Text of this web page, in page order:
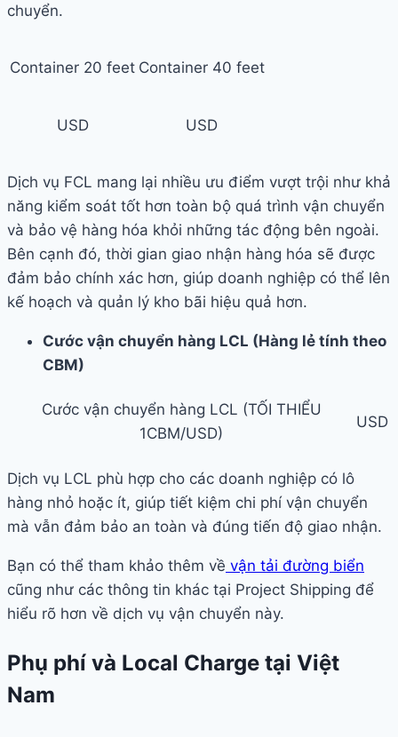
chuyển.
Container 20 feet Container 40 feet
USD USD
Dịch vụ FCL mang lại nhiều ưu điểm vượt trội như khả
năng kiểm soát tốt hơn toàn bộ quá trình vận chuyển
và bảo vệ hàng hóa khỏi những tác động bên ngoài.
Bên cạnh đó, thời gian giao nhận hàng hóa sẽ được
đảm bảo chính xác hơn, giúp doanh nghiệp có thể lên
kế hoạch và quản lý kho bãi hiệu quả hơn.
Cước vận chuyển hàng LCL (Hàng lẻ tính theo
CBM)
Cước vận chuyển hàng LCL (TỐI THIỂU
1CBM/USD)
USD
Dịch vụ LCL phù hợp cho các doanh nghiệp có lô
hàng nhỏ hoặc ít, giúp tiết kiệm chi phí vận chuyển
mà vẫn đảm bảo an toàn và đúng tiến độ giao nhận.
Bạn có thể tham khảo thêm về vận tải đường biển
cũng như các thông tin khác tại Project Shipping để
hiểu rõ hơn về dịch vụ vận chuyển này.
Phụ phí và Local Charge tại Việt
Nam